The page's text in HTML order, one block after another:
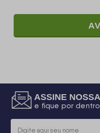
ASSINE
e fique por